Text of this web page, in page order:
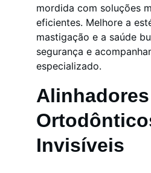
mordida com soluções
eficientes. Melhore a
mastigação e a saúde
segurança e
especializado.
Alinhadores
Invisíveis